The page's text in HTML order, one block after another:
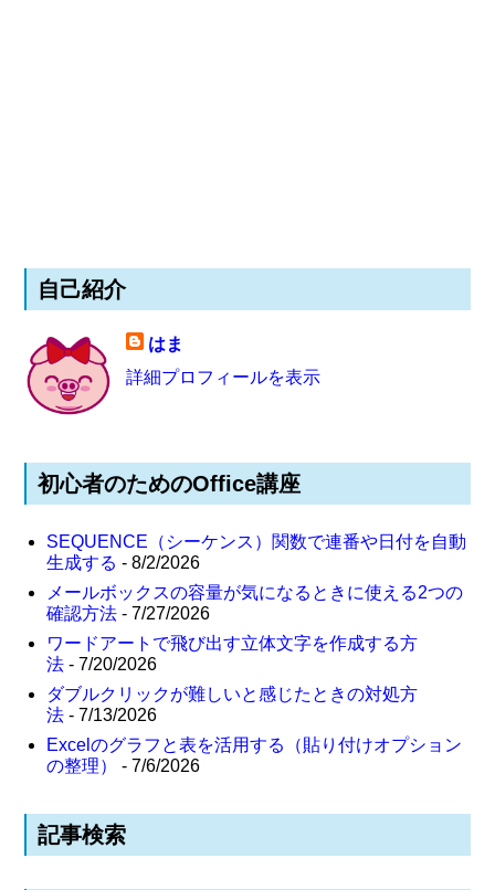
自己紹介
はま
詳細プロフィールを表示
初心者のためのOffice講座
SEQUENCE（シーケンス）関数で連番や日付を自動
生成する - 8/2/2026
メールボックスの容量が気になるときに使える2つの
確認方法 - 7/27/2026
ワードアートで飛び出す立体文字を作成する方
法 - 7/20/2026
ダブルクリックが難しいと感じたときの対処方
法 - 7/13/2026
Excelのグラフと表を活用する（貼り付けオプション
の整理）
- 7/6/2026
記事検索